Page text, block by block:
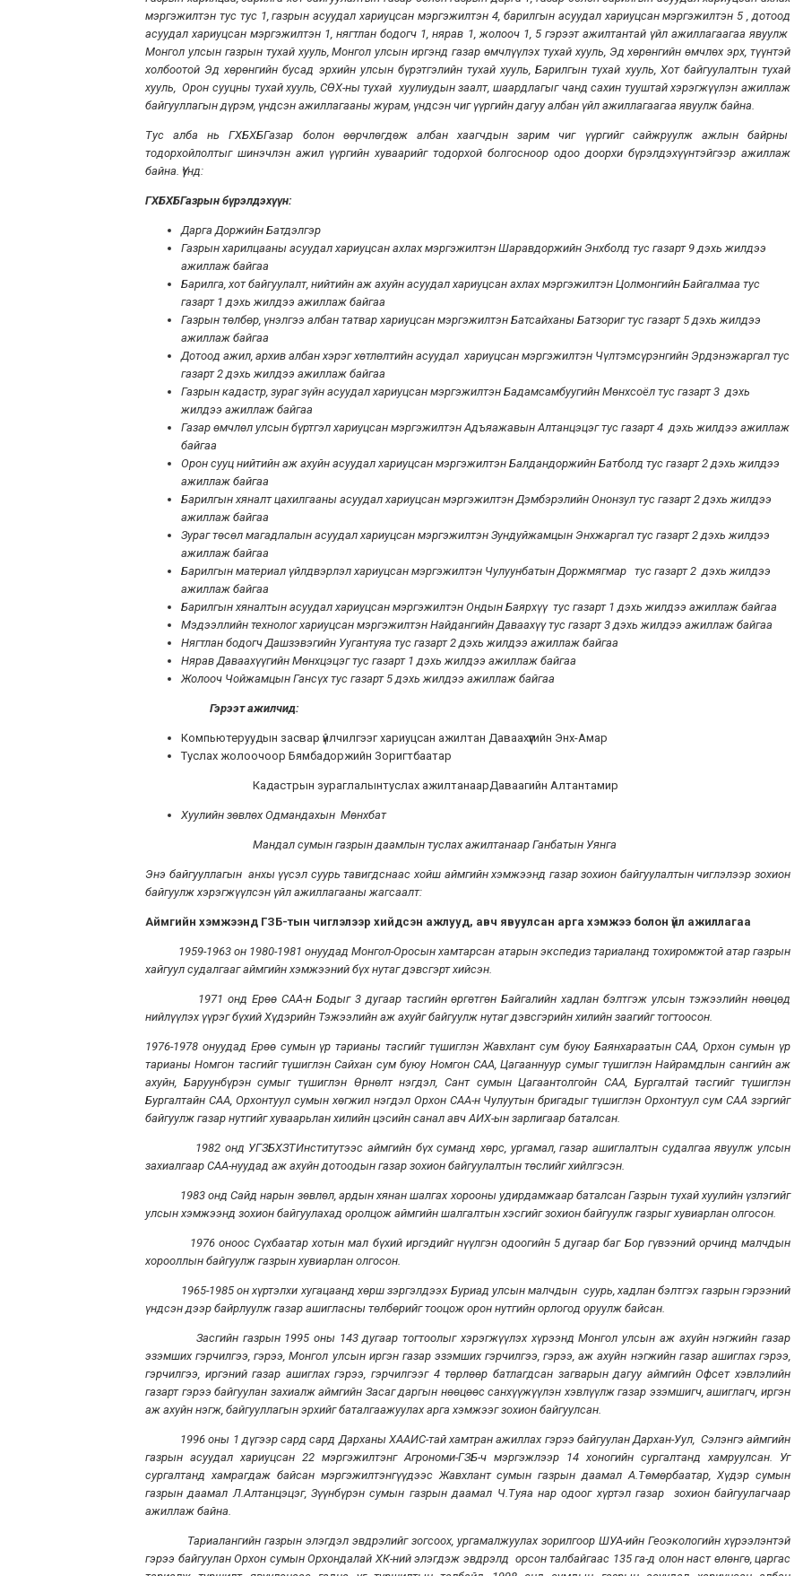
мэргэжилтэн тус тус 1, газрын асуудал хариуцсан мэргэжилтэн 4, барилгын асуудал хариуцсан мэргэжилтэн 5 , дотоод
асуудал хариуцсан мэргэжилтэн 1, нягтлан бодогч 1, нярав 1, жолооч 1, 5 гэрээт ажилтантай үйл ажиллагаагаа явуулж
Монгол улсын газрын тухай хууль, Монгол улсын иргэнд газар өмчлүүлэх тухай хууль, Эд хөрөнгийн өмчлөх эрх, түүнтэй
холбоотой Эд хөрөнгийн бусад эрхийн улсын бүрэтгэлийн тухай хууль, Барилгын тухай хууль, Хот байгуулалтын тухай
хууль, Орон сууцны тухай хууль, СӨХ-ны тухай хуулиудын заалт, шаардлагыг чанд сахин тууштай хэрэгжүүлэн ажиллаж
байгууллагын дүрэм, үндсэн ажиллагааны журам, үндсэн чиг үүргийн дагуу албан үйл ажиллагаагаа явуулж байна.
Тус алба нь ГХБХБГазар болон өөрчлөгдөж албан хаагчдын зарим чиг үүргийг сайжруулж ажлын байрны
тодорхойлолтыг шинэчлэн ажил үүргийн хуваарийг тодорхой болгосноор одоо доорхи бүрэлдэхүүнтэйгээр ажиллаж
байна. Үүнд:
ГХБХБГазрын бүрэлдэхүүн:
Дарга Доржийн Батдэлгэр
Газрын харилцааны асуудал хариуцсан ахлах мэргэжилтэн Шаравдоржийн Энхболд тус газарт 9 дэхь жилдээ
ажиллаж байгаа
Барилга, хот байгуулалт, нийтийн аж ахуйн асуудал хариуцсан ахлах мэргэжилтэн Цолмонгийн Байгалмаа тус
газарт 1 дэхь жилдээ ажиллаж байгаа
Газрын төлбөр, үнэлгээ албан татвар хариуцсан мэргэжилтэн Батсайханы Батзориг тус газарт 5 дэхь жилдээ
ажиллаж байгаа
Дотоод ажил, архив албан хэрэг хөтлөлтийн асуудал хариуцсан мэргэжилтэн Чүлтэмсүрэнгийн Эрдэнэжаргал тус
газарт 2 дэхь жилдээ ажиллаж байгаа
Газрын кадастр, зураг зүйн асуудал хариуцсан мэргэжилтэн Бадамсамбуугийн Мөнхсоёл тус газарт 3 дэхь
жилдээ ажиллаж байгаа
Газар өмчлөл улсын бүртгэл хариуцсан мэргэжилтэн Адъяажавын Алтанцэцэг тус газарт 4 дэхь жилдээ ажиллаж
байгаа
Орон сууц нийтийн аж ахуйн асуудал хариуцсан мэргэжилтэн Балдандоржийн Батболд тус газарт 2 дэхь жилдээ
ажиллаж байгаа
Барилгын хяналт цахилгааны асуудал хариуцсан мэргэжилтэн Дэмбэрэлийн Ононзул тус газарт 2 дэхь жилдээ
ажиллаж байгаа
Зураг төсөл магадлалын асуудал хариуцсан мэргэжилтэн Зундуйжамцын Энхжаргал тус газарт 2 дэхь жилдээ
ажиллаж байгаа
Барилгын материал үйлдвэрлэл хариуцсан мэргэжилтэн Чулуунбатын Доржмягмар тус газарт 2 дэхь жилдээ
ажиллаж байгаа
Барилгын хяналтын асуудал хариуцсан мэргэжилтэн Ондын Баярхүү тус газарт 1 дэхь жилдээ ажиллаж байгаа
Мэдээллийн технолог хариуцсан мэргэжилтэн Найдангийн Даваахүү тус газарт 3 дэхь жилдээ ажиллаж байгаа
Нягтлан бодогч Дашзэвэгийн Уугантуяа тус газарт 2 дэхь жилдээ ажиллаж байгаа
Нярав Даваахүүгийн Мөнхцэцэг тус газарт 1 дэхь жилдээ ажиллаж байгаа
Жолооч Чойжамцын Гансүх тус газарт 5 дэхь жилдээ ажиллаж байгаа
Гэрээт ажилчид:
Компьютеруудын засвар үйлчилгээг хариуцсан ажилтан Даваахүүгийн Энх-Амар
Туслах жолоочоор Бямбадоржийн Зоригтбаатар
Кадастрын зураглалынтуслах ажилтанаарДаваагийн Алтантамир
Хуулийн зөвлөх Одмандахын Мөнхбат
Мандал сумын газрын даамлын туслах ажилтанаар Ганбатын Уянга
Энэ байгууллагын анхы үүсэл суурь тавигдснаас хойш аймгийн хэмжээнд газар зохион байгуулалтын чиглэлээр зохион
байгуулж хэрэгжүүлсэн үйл ажиллагааны жагсаалт:
Аймгийн хэмжээнд ГЗБ-тын чиглэлээр хийдсэн ажлууд, авч явуулсан арга хэмжээ болон үйл ажиллагаа
1959-1963 он 1980-1981 онуудад Монгол-Оросын хамтарсан атарын экспедиз тариаланд тохиромжтой атар газрын
хайгуул судалгааг аймгийн хэмжээний бүх нутаг дэвсгэрт хийсэн.
1971 онд Ерөө САА-н Бодыг 3 дугаар тасгийн өргөтгөн Байгалийн хадлан бэлтгэж улсын тэжээлийн нөөцөд
нийлүүлэх үүрэг бүхий Хүдэрийн Тэжээлийн аж ахуйг байгуулж нутаг дэвсгэрийн хилийн заагийг тогтоосон.
1976-1978 онуудад Ерөө сумын үр тарианы тасгийг түшиглэн Жавхлант сум буюу Баянхараатын САА, Орхон сумын үр
тарианы Номгон тасгийг түшиглэн Сайхан сум буюу Номгон САА, Цагааннуур сумыг түшиглэн Найрамдлын сангийн аж
ахуйн, Баруунбүрэн сумыг түшиглэн Өрнөлт нэгдэл, Сант сумын Цагаантолгойн САА, Бургалтай тасгийг түшиглэн
Бургалтайн САА, Орхонтуул сумын хөгжил нэгдэл Орхон САА-н Чулуутын бригадыг түшиглэн Орхонтуул сум САА зэргийг
байгуулж газар нутгийг хуваарьлан хилийн цэсийн санал авч АИХ-ын зарлигаар баталсан.
1982 онд УГЗБХЗТИнститутээс аймгийн бүх суманд хөрс, ургамал, газар ашиглалтын судалгаа явуулж улсын
захиалгаар САА-нуудад аж ахуйн дотоодын газар зохион байгуулалтын төслийг хийлгэсэн.
1983 онд Сайд нарын зөвлөл, ардын хянан шалгах хорооны удирдамжаар баталсан Газрын тухай хуулийн үзлэгийг
улсын хэмжээнд зохион байгуулахад оролцож аймгийн шалгалтын хэсгийг зохион байгуулж газрыг хувиарлан олгосон.
1976 оноос Сүхбаатар хотын мал бүхий иргэдийг нүүлгэн одоогийн 5 дугаар баг Бор гүвээний орчинд малчдын
хорооллын байгуулж газрын хувиарлан олгосон.
1965-1985 он хүртэлхи хугацаанд хөрш зэргэлдээх Буриад улсын малчдын суурь, хадлан бэлтгэх газрын гэрээний
үндсэн дээр байрлуулж газар ашигласны төлбөрийг тооцож орон нутгийн орлогод оруулж байсан.
Засгийн газрын 1995 оны 143 дугаар тогтоолыг хэрэгжүүлэх хүрээнд Монгол улсын аж ахуйн нэгжийн газар
эзэмших гэрчилгээ, гэрээ, Монгол улсын иргэн газар эзэмших гэрчилгээ, гэрээ, аж ахуйн нэгжийн газар ашиглах гэрээ,
гэрчилгээ, иргэний газар ашиглах гэрээ, гэрчилгээг 4 төрлөөр батлагдсан загварын дагуу аймгийн Офсет хэвлэлийн
газарт гэрээ байгуулан захиалж аймгийн Засаг даргын нөөцөөс санхүүжүүлэн хэвлүүлж газар эзэмшигч, ашиглагч, иргэн
аж ахуйн нэгж, байгууллагын эрхийг баталгаажуулах арга хэмжээг зохион байгуулсан.
1996 оны 1 дүгээр сард сард Дарханы ХААИС-тай хамтран ажиллах гэрээ байгуулан Дархан-Уул, Сэлэнгэ аймгийн
газрын асуудал хариуцсан 22 мэргэжилтэнг Агрономи-ГЗБ-ч мэргэжлээр 14 хоногийн сургалтанд хамруулсан. Уг
сургалтанд хамрагдаж байсан мэргэжилтэнгүүдээс Жавхлант сумын газрын даамал А.Төмөрбаатар, Хүдэр сумын
газрын даамал Л.Алтанцэцэг, Зүүнбүрэн сумын газрын даамал Ч.Туяа нар одоог хүртэл газар зохион байгуулагчаар
ажиллаж байна.
Тариалангийн газрын элэгдэл эвдрэлийг зогсоох, ургамалжуулах зорилгоор ШУА-ийн Геоэкологийн хүрээлэнтэй
гэрээ байгуулан Орхон сумын Орхондалай ХК-ний элэгдэж эвдрэлд орсон талбайгаас 135 га-д олон наст өлөнгө, царгас